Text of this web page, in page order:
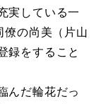
実している一
僚の尚美（片山
録をすること
んだ輪花だっ